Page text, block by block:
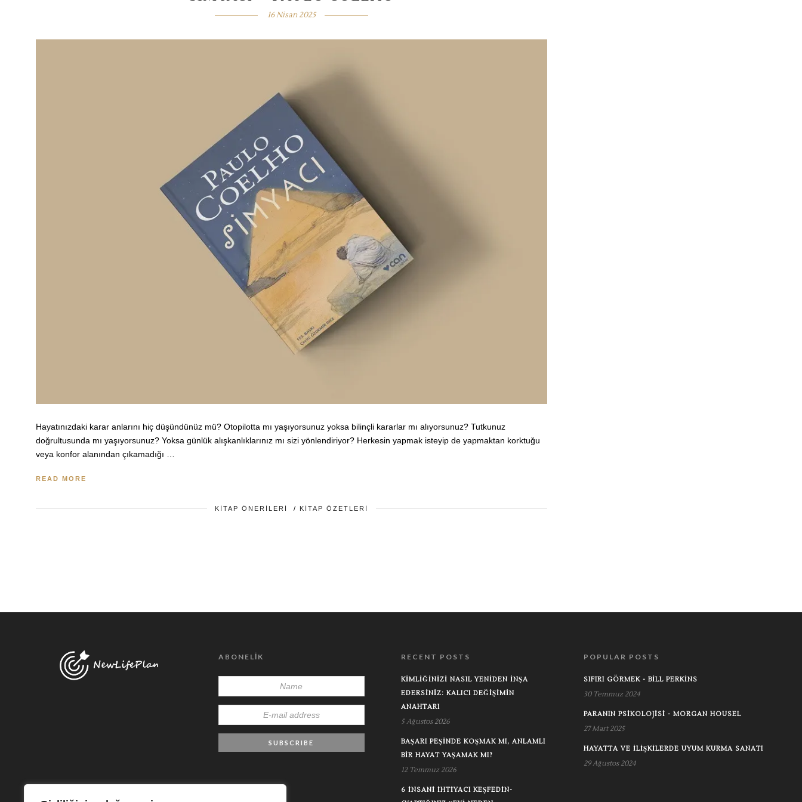
16 Nisan 2025
Hayatınızdaki karar anlarını hiç düşündünüz mü? Otopilotta mı yaşıyorsunuz yoksa bilinçli kararlar mı alıyorsunuz? Tutkunuz
doğrultusunda mı yaşıyorsunuz? Yoksa günlük alışkanlıklarınız mı sizi yönlendiriyor? Herkesin yapmak isteyip de yapmaktan korktuğu
veya konfor alanından çıkamadığı …
READ MORE
KITAP ÖNERILERI / KITAP ÖZETLERI
ABONELIK RECENT POSTS
KIMLIĞINIZI NASIL YENIDEN İNŞA
EDERSINIZ: KALICI DEĞIŞIMIN
ANAHTARI
5 Ağustos 2026
BAŞARI PEŞINDE KOŞMAK MI, ANLAMLI
BIR HAYAT YAŞAMAK MI?
12 Temmuz 2026
6 İNSANI İHTIYACI KEŞFEDIN-
POPULAR POSTS
SIFIRI GÖRMEK - BILL PERKINS
30 Temmuz 2024
PARANIN PSIKOLOJISI - MORGAN HOUSEL
27 Mart 2025
HAYATTA VE İLIŞKILERDE UYUM KURMA SANATI
29 Ağustos 2024